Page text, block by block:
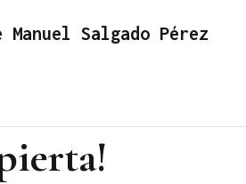
Manuel Salgado Pérez